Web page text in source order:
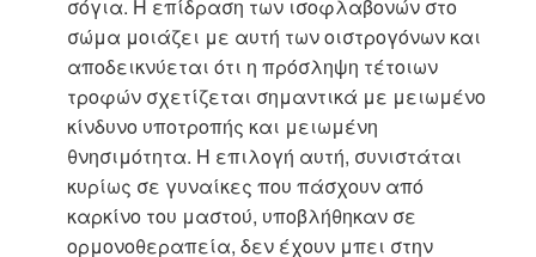
σόγια. Η επίδραση των ισοφλαβονών στο
σώμα μοιάζει με αυτή των οιστρογόνων και
αποδεικνύεται ότι η πρόσληψη τέτοιων
τροφών σχετίζεται σημαντικά με μειωμένο
κίνδυνο υποτροπής και μειωμένη
θνησιμότητα. Η επιλογή αυτή, συνιστάται
κυρίως σε γυναίκες που πάσχουν από
καρκίνο του μαστού, υποβλήθηκαν σε
ορμονοθεραπεία, δεν έχουν μπει στην